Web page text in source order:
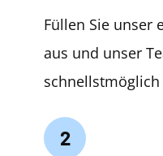
Füllen Sie unser
aus und unser
2